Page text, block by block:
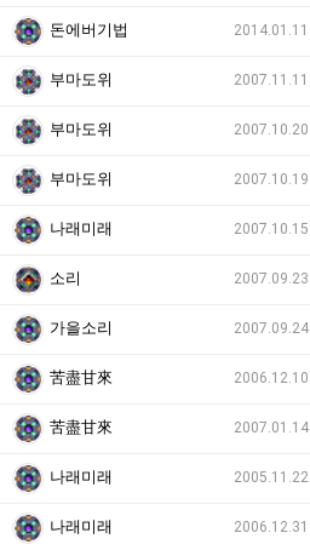
돈에버기법 2014.01.11
부마도위 2007.11.11
부마도위 2007.10.20
부마도위 2007.10.19
나래미래 2007.10.15
소리 2007.09.23
가을소리 2007.09.24
苦盡甘來 2006.12.10
苦盡甘來 2007.01.14
나래미래 2005.11.22
나래미래 2006.12.31